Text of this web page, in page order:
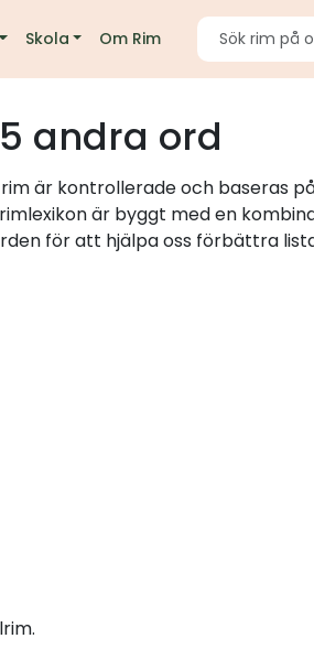
Skola Om Rim
andra ord
är kontrollerade och baseras
är byggt med en
för att hjälpa oss förbättra